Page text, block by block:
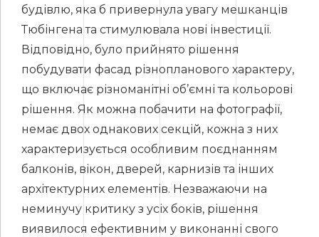
будівлю, яка б привернула увагу мешканців
Тюбінгена та стимулювала нові інвестиції.
Відповідно, було прийнято рішення
побудувати фасад різнопланового характеру,
що включає різноманітні об’ємні та кольорові
рішення. Як можна побачити на фотографії,
немає двох однакових секцій, кожна з них
характеризується особливим поєднанням
балконів, вікон, дверей, карнизів та інших
архітектурних елементів. Незважаючи на
неминучу критику з усіх боків, рішення
виявилося ефективним у виконанні свого